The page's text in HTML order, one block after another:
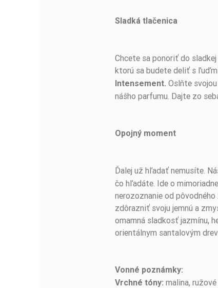
Sladká tlačenica
Chcete sa ponoriť do
ktorú sa budete deliť s
Intensement. Oslňte
nášho parfumu. Dajte zo
Opojný moment
Ďalej už hľadať nemusíte.
čo hľadáte. Ide o
nerozoznanie od
zdôrazniť svoju jemnú a
omamná sladkosť jazmínu,
orientálnym santalovým
Vonné poznámky:
Vrchné tóny: malina,
BUĎTE PRVÝ, KTO NAPÍŠE RECENZIU!